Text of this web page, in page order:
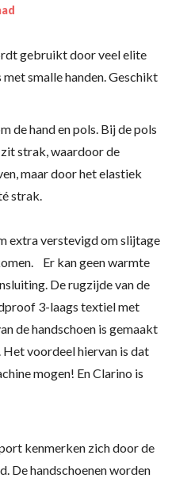
gebruikt door veel elite
smalle handen. Geschikt
de hand en pols. Bij de pols
strak, waardoor de
maar door het elastiek
strak.
extra verstevigd om slijtage
Er kan geen warmte
De rugzijde van de
3-laags textiel met
de handschoen is gemaakt
Het voordeel hiervan is dat
mogen! En Clarino is
kenmerken zich door de
De handschoenen worden